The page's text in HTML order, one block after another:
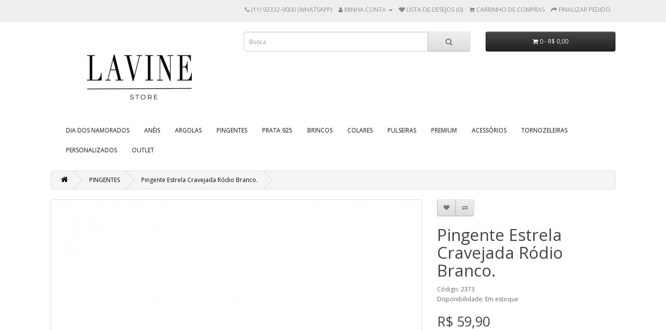
(11) 92332-9000 (WHATSAPP) MINHA CONTA LISTA DE DESEJOS (0) CARRINHO DE COMPRAS FINALIZAR PEDIDO
0 - R$ 0,00
DIA DOS NAMORADOS ANÉIS ARGOLAS PINGENTES PRATA 925 BRINCOS COLARES PULSEIRAS PREMIUM ACESSÓRIOS TORNOZELEIRAS
PERSONALIZADOS OUTLET
PINGENTES Pingente Estrela Cravejada Ródio Branco.
Pingente Estrela
Cravejada Ródio
Branco.
Código: 2373
Disponibilidade: Em estoque
R$ 59,90